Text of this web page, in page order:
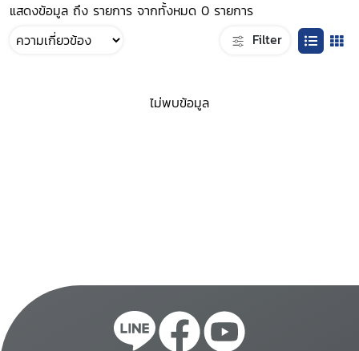
แสดงข้อมูล ถึง รายการ จากทั้งหมด 0 รายการ
Filter
ไม่พบข้อมูล